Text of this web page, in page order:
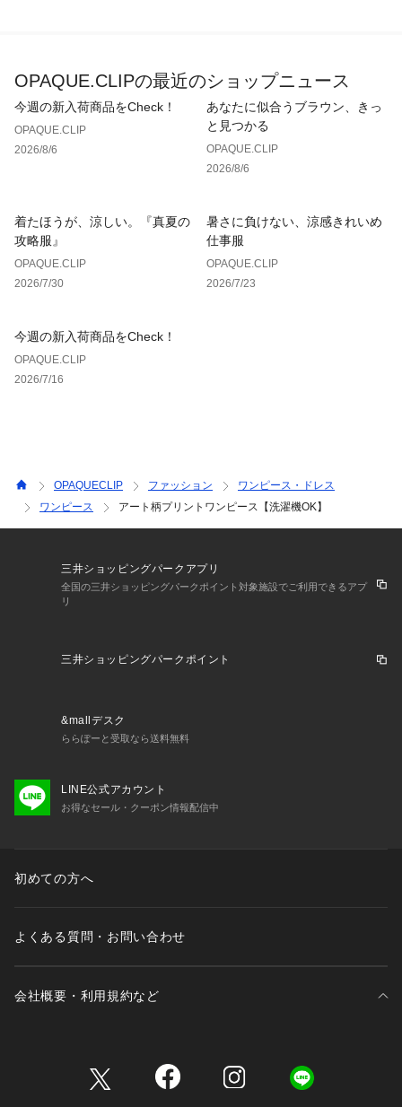
※こちらの商品はやや透け感があります。
※照明の関係により、実際よりも色味が違って見える場合があ
ります。また、パソコン・スマートフォンなどの環境により、
OPAQUE.CLIPの最近のショップニュース
今週の新入荷商品をCheck！
OPAQUE.CLIP
2026/8/6
あなたに似合うブラウン、きっ
と見つかる
OPAQUE.CLIP
2026/8/6
着たほうが、涼しい。『真夏の
攻略服』
OPAQUE.CLIP
2026/7/30
暑さに負けない、涼感きれいめ
仕事服
OPAQUE.CLIP
2026/7/23
今週の新入荷商品をCheck！
OPAQUE.CLIP
2026/7/16
OPAQUECLIP ファッション
ワンピース・ドレス
ワンピース
アート柄プリントワンピース【洗濯機OK】
三井ショッピングパークアプリ
全国の三井ショッピングパークポイント対象施設でご利用できるアプ
リ
三井ショッピングパークポイント
&mallデスク
ららぽーと受取なら送料無料
LINE公式アカウント
お得なセール・クーポン情報配信中
初めての方へ
よくある質問・お問い合わせ
会社概要・利用規約など